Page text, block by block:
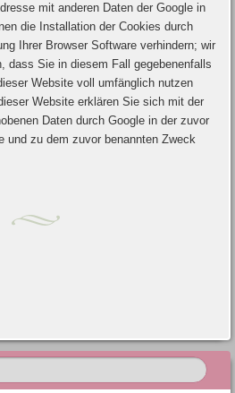
mit anderen Daten der Google in
die Installation der Cookies durch
Ihrer Browser Software verhindern; wir
dass Sie in diesem Fall gegebenenfalls
Website voll umfänglich nutzen
Website erklären Sie sich mit der
Daten durch Google in der zuvor
und zu dem zuvor benannten Zweck